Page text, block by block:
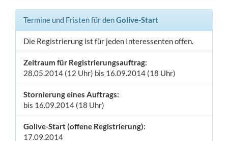
Termine und Fristen für denGolive-Start
Die Registrierung ist für jeden Interessenten offen.
Zeitraum für Registrierungsauftrag:
28.05.2014 (12 Uhr) bis 16.09.2014 (18 Uhr)
Stornierung eines Auftrags:
bis 16.09.2014 (18 Uhr)
Golive-Start (offene Registrierung):
17.09.2014